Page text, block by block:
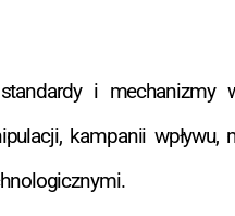
i mechanizmy
kampanii